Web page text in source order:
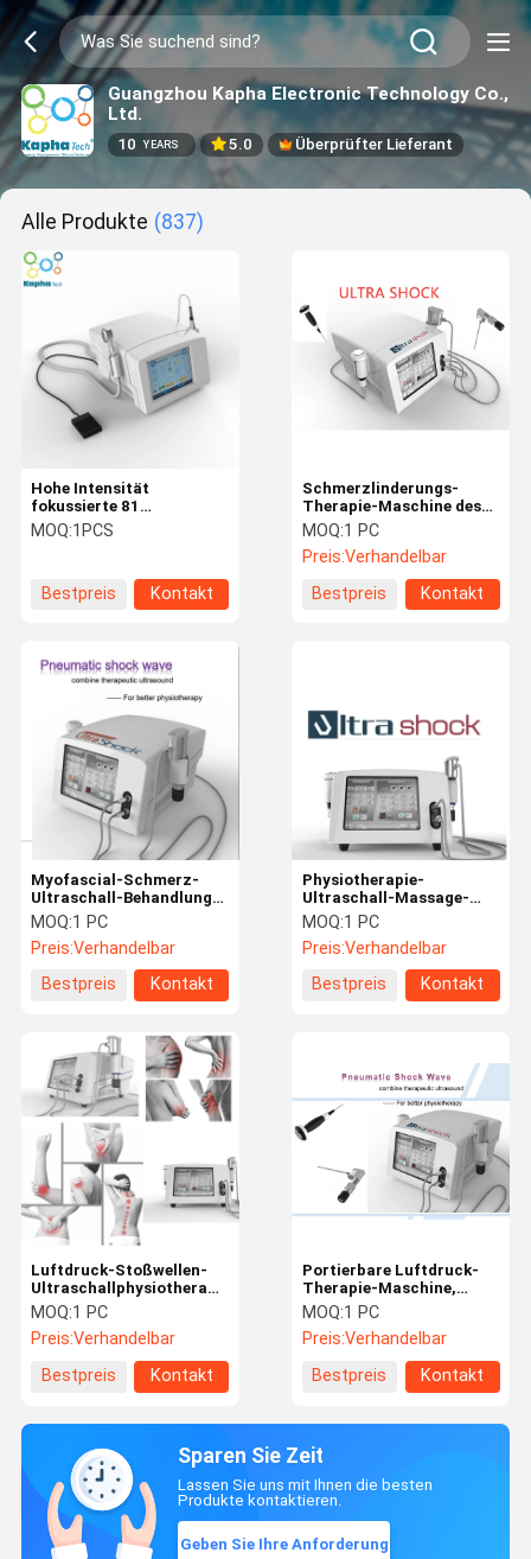
Guangzhou Kapha Electronic Technology Co.,
Ltd.
10 YEARS 5.0 Überprüfter Lieferant
Alle Produkte (837)
Hohe Intensität
fokussierte 81
Mikronadel Pin*2 1MHZ
Bruch-Rf
MOQ:1PCS
Bestpreis Kontakt
Schmerzlinderungs-
Therapie-Maschine des
Stoßwellen-Ultraschall-
1MHz
MOQ:1 PC
Preis:Verhandelbar
Bestpreis
Kontakt
Myofascial-Schmerz-
Ultraschall-Behandlungs-
Maschine, Stoßwellen-
Therapie-Ausrüstung
MOQ:1 PC
Preis:Verhandelbar
Bestpreis
Kontakt
Physiotherapie-
Ultraschall-Massage-
Maschine, Stoßwellen-
Therapie-Gerät-
Leichtgewichtler
MOQ:1 PC
Preis:Verhandelbar
Bestpreis
Kontakt
Luftdruck-Stoßwellen-
Ultraschallphysiotherapie-
Maschine für Sport-
Rehabilitation
MOQ:1 PC
Preis:Verhandelbar
Bestpreis
Kontakt
Portierbare Luftdruck-
Therapie-Maschine,
Ultraschall-
Physiotherapie-
Ausrüstung für
Schmerzlinderung
MOQ:1 PC
Preis:Verhandelbar
Bestpreis
Kontakt
Sparen Sie Zeit
Lassen Sie uns mit Ihnen die besten
Produkte kontaktieren.
Geben Sie Ihre Anforderung